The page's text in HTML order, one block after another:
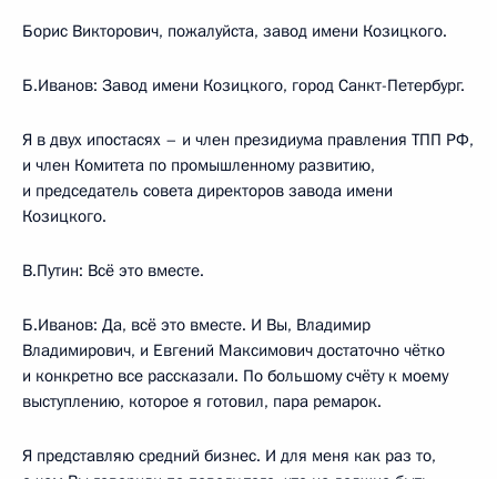
Борис Викторович, пожалуйста, завод имени Козицкого.
Б.Иванов: Завод имени Козицкого, город Санкт-Петербург.
Я в двух ипостасях – и член президиума правления ТПП РФ,
и член Комитета по промышленному развитию,
и председатель совета директоров завода имени
Козицкого.
В.Путин: Всё это вместе.
Б.Иванов: Да, всё это вместе. И Вы, Владимир
Владимирович, и Евгений Максимович достаточно чётко
и конкретно все рассказали. По большому счёту к моему
выступлению, которое я готовил, пара ремарок.
Я представляю средний бизнес. И для меня как раз то,